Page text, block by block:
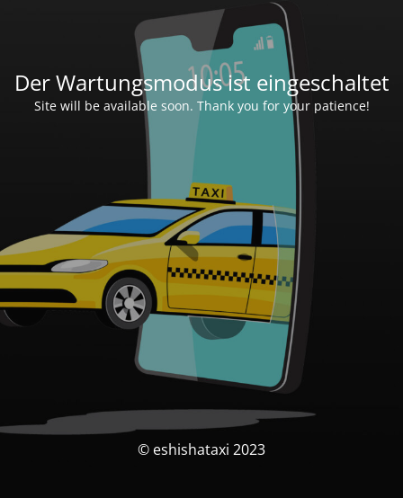
Der Wartungsmodus ist eingeschaltet
Site will be available soon. Thank you for your patience!
© eshishataxi 2023